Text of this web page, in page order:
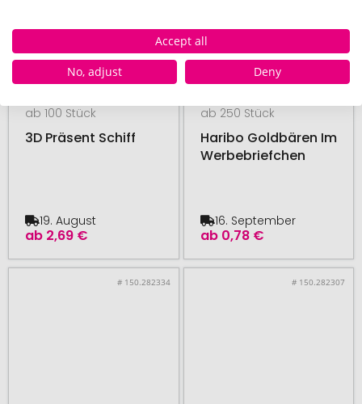
ab 100 Stück
3D Präsent Schiff
ab 2,69 €
19. August
ab 250 Stück
Haribo Goldbären Im
Werbebriefchen
ab 0,78 €
16. September
# 150.282334 # 150.282307
Accept all
No, adjust
Deny